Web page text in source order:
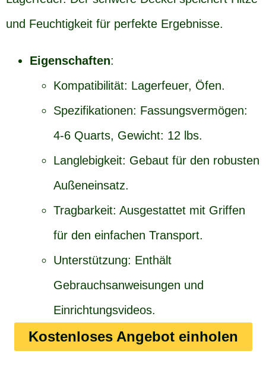
und Feuchtigkeit für perfekte Ergebnisse.
Eigenschaften:
Kompatibilität: Lagerfeuer, Öfen.
Spezifikationen: Fassungsvermögen:
4-6 Quarts, Gewicht: 12 lbs.
Langlebigkeit: Gebaut für den robusten
Außeneinsatz.
Tragbarkeit: Ausgestattet mit Griffen
für den einfachen Transport.
Unterstützung: Enthält
Gebrauchsanweisungen und
Einrichtungsvideos.
Kostenloses Angebot einholen